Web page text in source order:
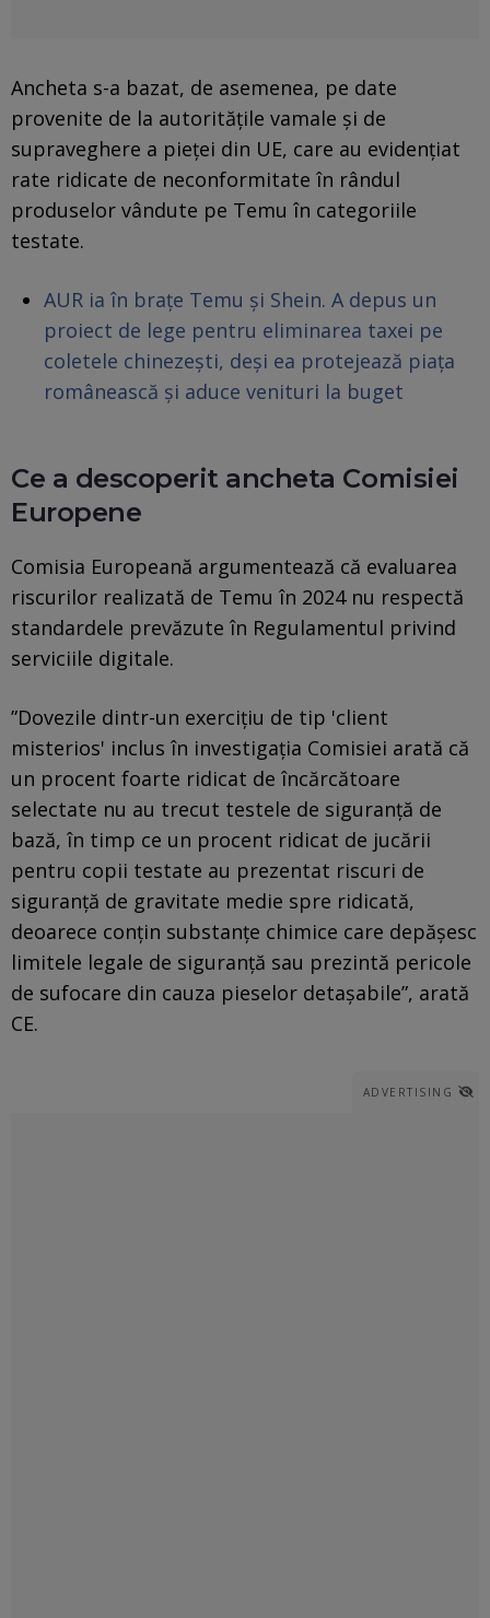
Ancheta s-a bazat, de asemenea, pe date
provenite de la autorităţile vamale şi de
supraveghere a pieţei din UE, care au evidenţiat
rate ridicate de neconformitate în rândul
produselor vândute pe Temu în categoriile
testate.
AUR ia în brațe Temu și Shein. A depus un
proiect de lege pentru eliminarea taxei pe
coletele chinezești, deși ea protejează piața
românească și aduce venituri la buget
Ce a descoperit ancheta Comisiei
Europene
Comisia Europeană argumentează că evaluarea
riscurilor realizată de Temu în 2024 nu respectă
standardele prevăzute în Regulamentul privind
serviciile digitale.
”Dovezile dintr-un exerciţiu de tip 'client
misterios' inclus în investigaţia Comisiei arată că
un procent foarte ridicat de încărcătoare
selectate nu au trecut testele de siguranţă de
bază, în timp ce un procent ridicat de jucării
pentru copii testate au prezentat riscuri de
siguranţă de gravitate medie spre ridicată,
deoarece conţin substanţe chimice care depăşesc
limitele legale de siguranţă sau prezintă pericole
de sufocare din cauza pieselor detaşabile”, arată
CE.
ADVERTISING